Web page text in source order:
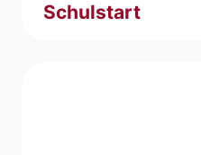
Schulstart